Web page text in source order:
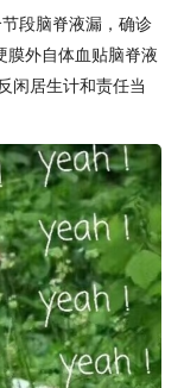
段脑脊液漏，确诊
膜外自体血贴脑脊液
闲居生计和责任当